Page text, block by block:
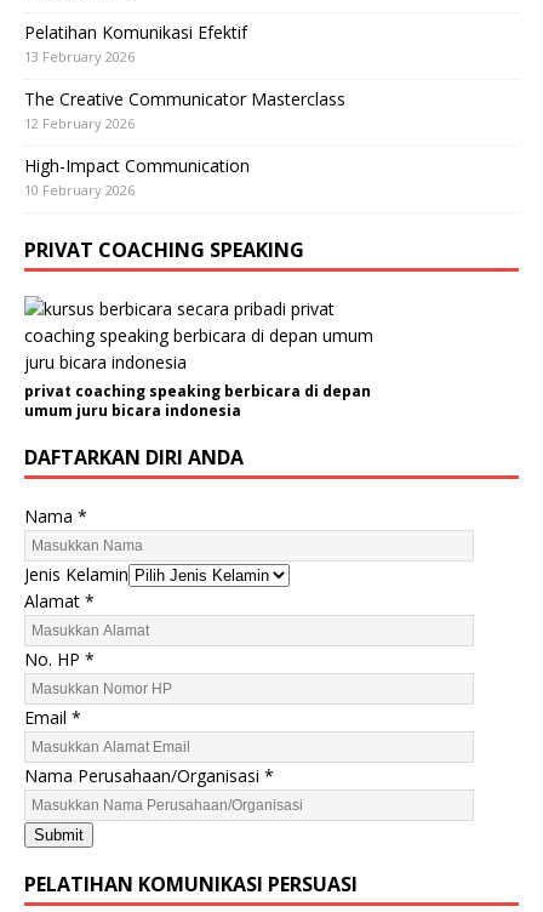
Pelatihan Komunikasi Efektif
13 February 2026
The Creative Communicator Masterclass
12 February 2026
High-Impact Communication
10 February 2026
PRIVAT COACHING SPEAKING
privat coaching speaking berbicara di depan
umum juru bicara indonesia
DAFTARKAN DIRI ANDA
Nama *
Jenis Kelamin
Alamat *
P
e
r
u
s
a
h
a
a
n
No. HP *
Email *
Nama Perusahaan/Organisasi *
Submit
PELATIHAN KOMUNIKASI PERSUASI